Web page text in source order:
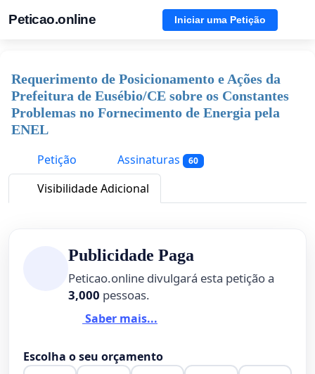
Peticao.online Iniciar uma Petição
Requerimento de Posicionamento e Ações da
Prefeitura de Eusébio/CE sobre os Constantes
Problemas no Fornecimento de Energia pela
ENEL
Petição
Assinaturas 60
Visibilidade Adicional
Publicidade Paga
Peticao.online divulgará esta petição a
3,000 pessoas.
Saber mais...
Escolha o seu orçamento